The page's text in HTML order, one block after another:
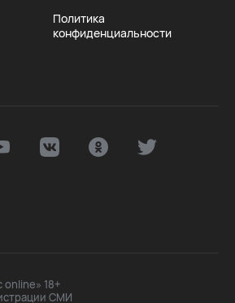
Политика
конфиденциальности
18+
СМИ